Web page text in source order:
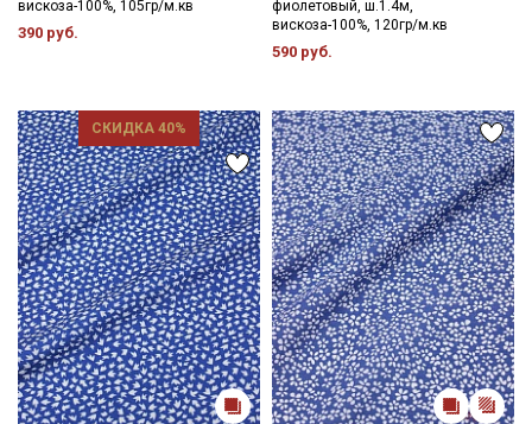
вискоза-100%, 105гр/м.кв
390 руб.
фиолетовый, ш.1.4м,
вискоза-100%, 120гр/м.кв
590 руб.
СКИДКА 40%